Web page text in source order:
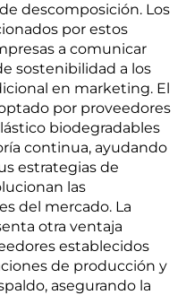
descomposición. Los
por estos
a comunicar
sostenibilidad a los
en marketing. El
por proveedores
biodegradables
continua, ayudando
estrategias de
las
del mercado. La
otra ventaja
establecidos
de producción y
asegurando la